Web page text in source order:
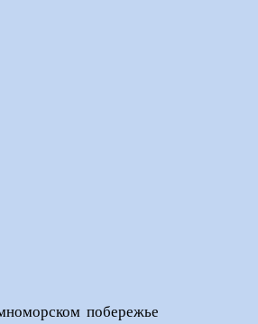
побережье